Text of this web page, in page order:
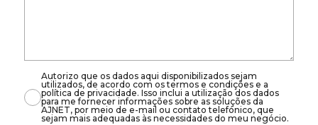
Autorizo que os dados aqui disponibilizados sejam
utilizados, de acordo com os termos e condições e a
política de privacidade. Isso inclui a utilização dos dados
para me fornecer informações sobre as soluções da
AJNET, por meio de e-mail ou contato telefónico, que
sejam mais adequadas às necessidades do meu negócio.